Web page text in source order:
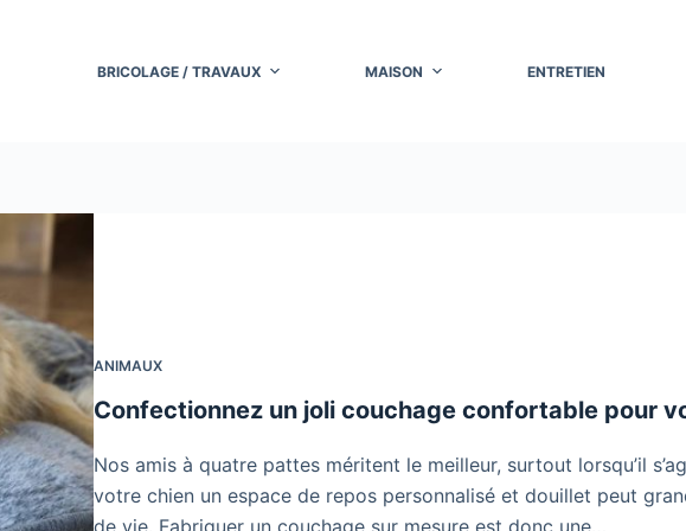
BRICOLAGE / TRAVAUX MAISON ENTRETIEN
ANIMAUX
Confectionnez un joli couchage confortable pour
Nos amis à quatre pattes méritent le meilleur, surtout lorsqu’il
votre chien un espace de repos personnalisé et douillet peut